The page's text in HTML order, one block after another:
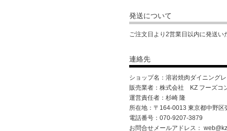
発送について
ご注文日より2営業日以内に発送い
連絡先
ショップ名：溶岩焼肉ダイニング
販売業者：株式会社 KZ フーズコ
運営責任者：杉崎 隆
所在地：〒164-0013 東京都中野区
電話番号：070-9207-3879
お問合せメールアドレス：